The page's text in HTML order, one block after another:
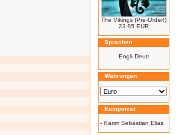
The Vikings (Pre-Order!)
23.95 EUR
Sprachen
Währungen
Komponist
- Karim Sebastian Elias